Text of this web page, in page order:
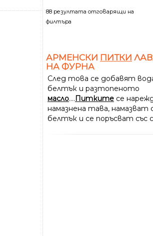
88 резултата отговарящи на
филтъра
АРМЕНСКИ ПИТКИ
НА ФУРНА
След това се добавят
белтък и разтопеното
масло....Питките се
намазнена тава, намазват
белтък и се поръсват със